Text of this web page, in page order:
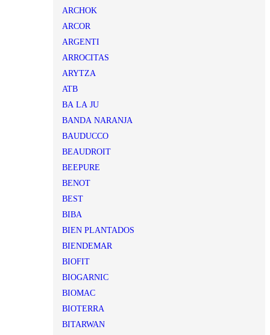
ARCHOK
ARCOR
ARGENTI
ARROCITAS
ARYTZA
ATB
BA LA JU
BANDA NARANJA
BAUDUCCO
BEAUDROIT
BEEPURE
BENOT
BEST
BIBA
BIEN PLANTADOS
BIENDEMAR
BIOFIT
BIOGARNIC
BIOMAC
BIOTERRA
BITARWAN